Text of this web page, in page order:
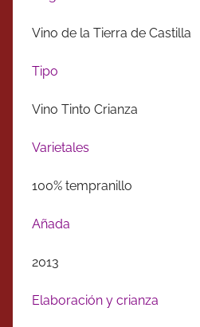
Vino de la Tierra de Castilla
Tipo
Vino Tinto Crianza
Varietales
100% tempranillo
Añada
2013
Elaboración y crianza